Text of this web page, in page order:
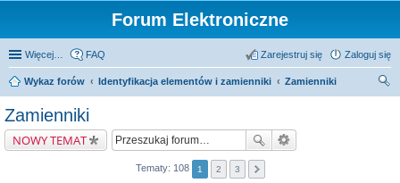
Forum Elektroniczne
Więcej… FAQ Zaloguj się
Zarejestruj się
Wykaz forów Identyfikacja elementów i zamienniki
Zamienniki
Zamienniki
NOWY TEMAT
Tematy: 108 1 2 3